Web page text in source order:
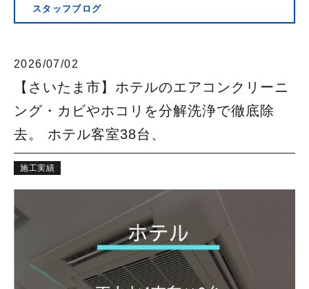
2026/07/02
【さいたま市】ホテルのエアコンクリーニ
ング・カビやホコリを分解洗浄で徹底除
去。 ホテル客室38台、
施工実績
スタッフブログ